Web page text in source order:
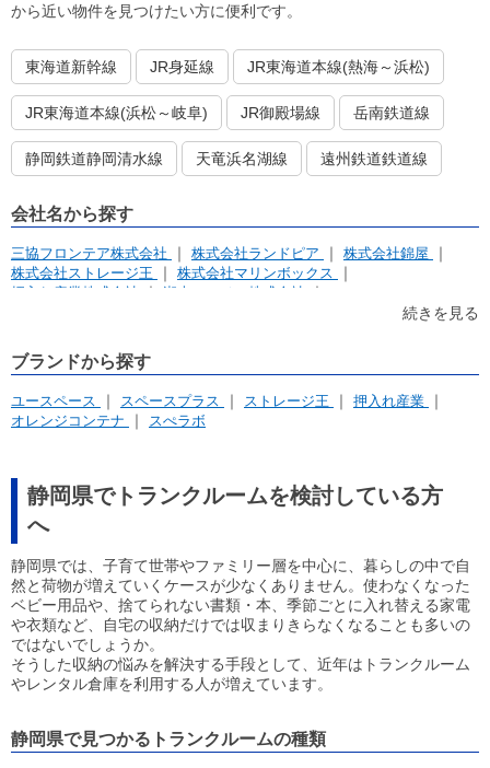
から近い物件を見つけたい方に便利です。
東海道新幹線 JR身延線 JR東海道本線(熱海～浜松)
JR東海道本線(浜松～岐阜) JR御殿場線 岳南鉄道線
静岡鉄道静岡清水線 天竜浜名湖線 遠州鉄道鉄道線
会社名から探す
三協フロンテア株式会社 株式会社ランドピア
株式会社錦屋
株式会社ストレージ王
株式会社マリンボックス
押入れ産業株式会社
湘南レーベル株式会社
株式会社アドマット
株式会社 トーリク
株式会社NORTH SIDE
中日本バンリース株式会社
望月謙太
続きを見る
ブランドから探す
ユースペース スペースプラス ストレージ王
押入れ産業
オレンジコンテナ
スぺラボ
静岡県でトランクルームを検討している方
へ
静岡県では、子育て世帯やファミリー層を中心に、暮らしの中で自
然と荷物が増えていくケースが少なくありません。使わなくなった
ベビー用品や、捨てられない書類・本、季節ごとに入れ替える家電
や衣類など、自宅の収納だけでは収まりきらなくなることも多いの
ではないでしょうか。
そうした収納の悩みを解決する手段として、近年はトランクルーム
やレンタル倉庫を利用する人が増えています。
静岡県で見つかるトランクルームの種類